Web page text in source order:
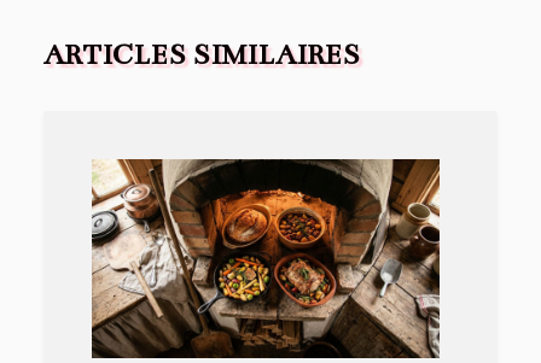
ARTICLES SIMILAIRES